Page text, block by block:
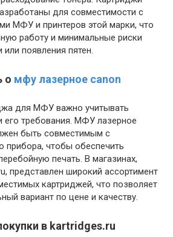
для совместимости с
МФУ и принтеров этой марки, что
работу и минимальные риски
появления пятен.
о мфу лазерное canon
для МФУ важно учитывать
его требования. МФУ лазерное
быть совместимым с
прибора, чтобы обеспечить
печать. В магазинах,
представлен широкий ассортимент
картриджей, что позволяет
вариант по цене и качеству.
в kartridges.ru